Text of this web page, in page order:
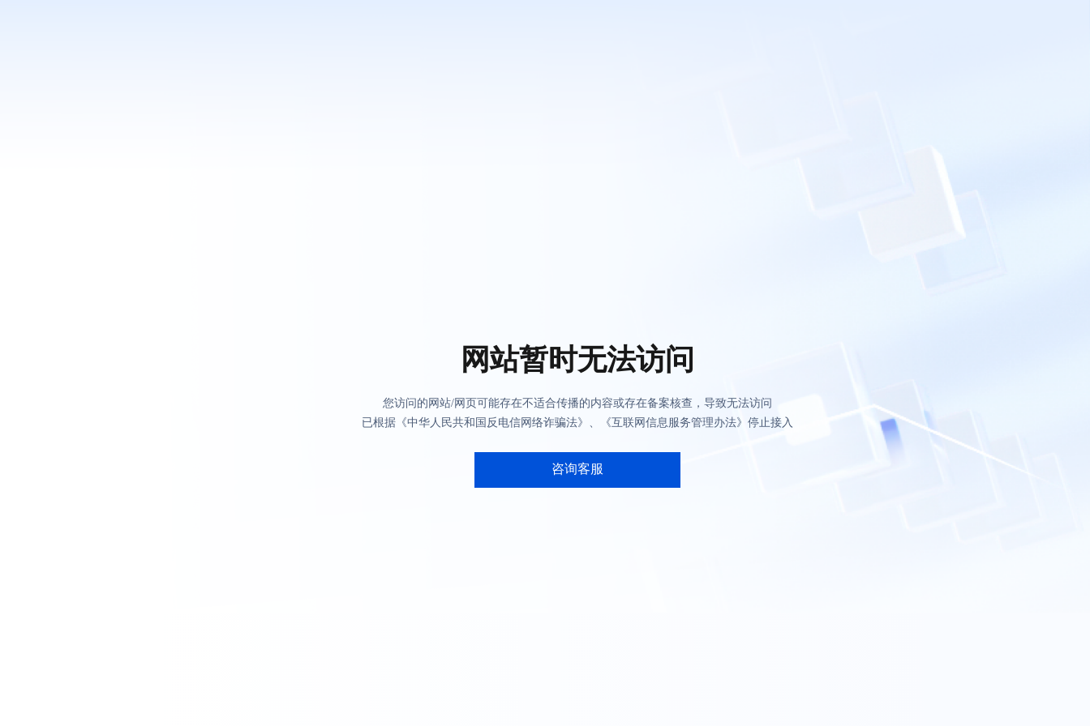
网站暂时无法访问
您访问的网站/网页可能存在不适合传播的内容或存在备案核查，导致无法访问
已根据《中华人民共和国反电信网络诈骗法》、《互联网信息服务管理办法》停止接入
咨询客服